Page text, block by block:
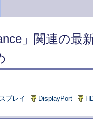
」関連の
プレイ DisplayPort